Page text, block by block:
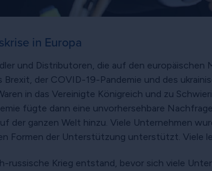
in Europa
und Distributoren, die auf den
Brexit, der COVID-19-Pandemie und des
in das Vereinigte Königreich und zu
fügte dann eine unvorhersehbare
der ganzen Welt hinzu. Viele Unternehmen
Formen der Unterstützung unterstützt. Viele
russische Krieg entstand, bevor sich viele